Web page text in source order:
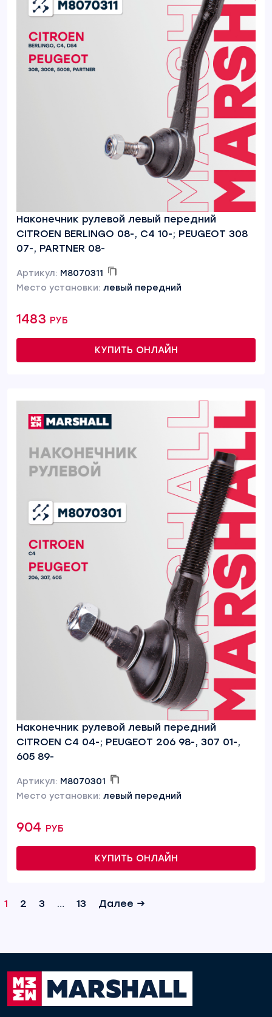
Наконечник рулевой левый передний
CITROEN BERLINGO 08-, C4 10-; PEUGEOT 308
07-, PARTNER 08-
Артикул: M8070311
Место установки: левый передний
1483 руб
КУПИТЬ ОНЛАЙН
Наконечник рулевой левый передний
CITROEN C4 04-; PEUGEOT 206 98-, 307 01-,
605 89-
Артикул: M8070301
Место установки: левый передний
904 руб
КУПИТЬ ОНЛАЙН
1 2 3 … 13 Далее →